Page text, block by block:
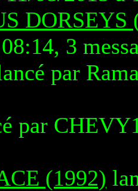
DORSEYS
3
par
par
(1992)